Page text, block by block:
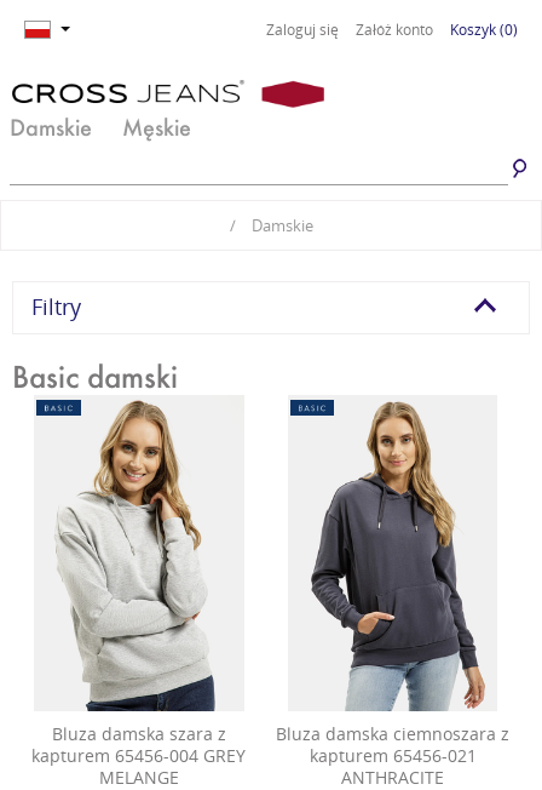
Zaloguj się Załóż konto Koszyk(0)
Damskie Męskie
Jeansy damskie
Odzież damska
Basic damski
Komplety damskie
Jeansy męskie
Odzież męska
Basic męski
Premium Line
/ Damskie
Filtry
Basic damski
Bluza damska szara z
kapturem 65456-004 GREY
MELANGE
Bluza damska ciemnoszara z
kapturem 65456-021
ANTHRACITE